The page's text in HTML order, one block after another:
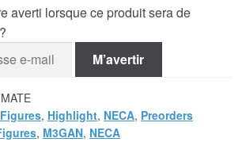
averti lorsque ce produit sera de
M’avertir
, Highlight, NECA, Preorders
, M3GAN, NECA